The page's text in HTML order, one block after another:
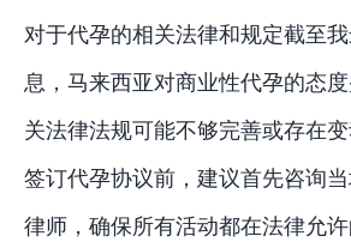
对于代孕的相关法律和规定截至
息，马来西亚对商业性代孕的态
关法律法规可能不够完善或存在
签订代孕协议前，建议首先咨询
律师，确保所有活动都在法律允许